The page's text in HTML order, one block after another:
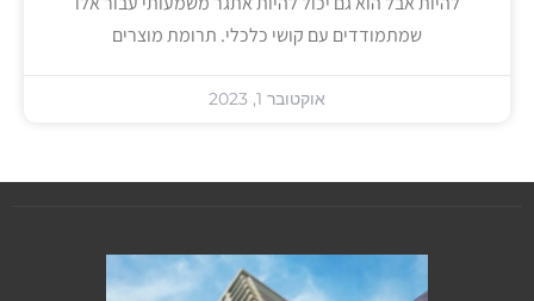
שמתמודדים עם קושי כלכלי. תרומת מוצרים
אוקטובר 1, 2023